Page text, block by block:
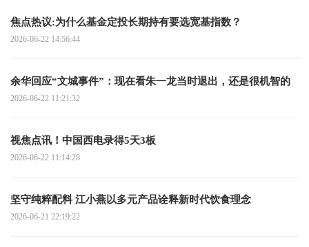
焦点热议:为什么基金定投长期持有要选宽基指数？
2026-06-22 14:56:44
余华回应“文城事件”：现在看朱一龙当时退出，还是很机智的
2026-06-22 11:21:32
视焦点讯！中国西电录得5天3板
2026-06-22 11:14:28
坚守纯粹配料 江小燕以多元产品诠释新时代饮食理念
2026-06-21 22:19:22